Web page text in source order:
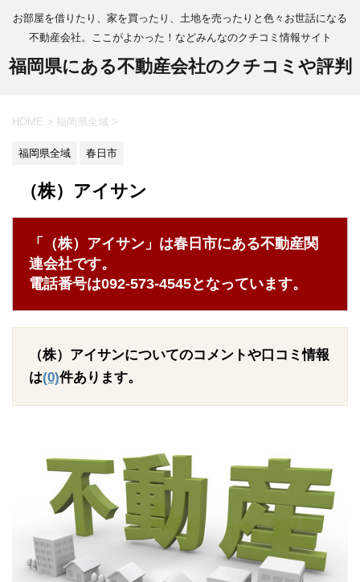
お部屋を借りたり、家を買ったり、土地を売ったりと色々お世話になる
不動産会社。ここがよかった！などみんなのクチコミ情報サイト
福岡県にある不動産会社のクチコミや評判
HOME > 福岡県全域 >
福岡県全域 春日市
（株）アイサン
「（株）アイサン」は春日市にある不動産関
連会社です。
電話番号は092-573-4545となっています。
（株）アイサンについてのコメントや口コミ情報
は(0)件あります。